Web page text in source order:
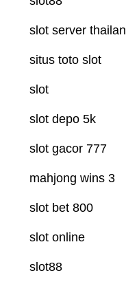
slot server
situs toto slot
slot
slot depo 5k
slot gacor 777
mahjong wins 3
slot bet 800
slot online
slot88